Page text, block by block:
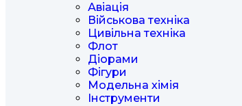
Авіація
Військова техніка
Цивільна техніка
Флот
Діорами
Фігури
Модельна хімія
Інструменти